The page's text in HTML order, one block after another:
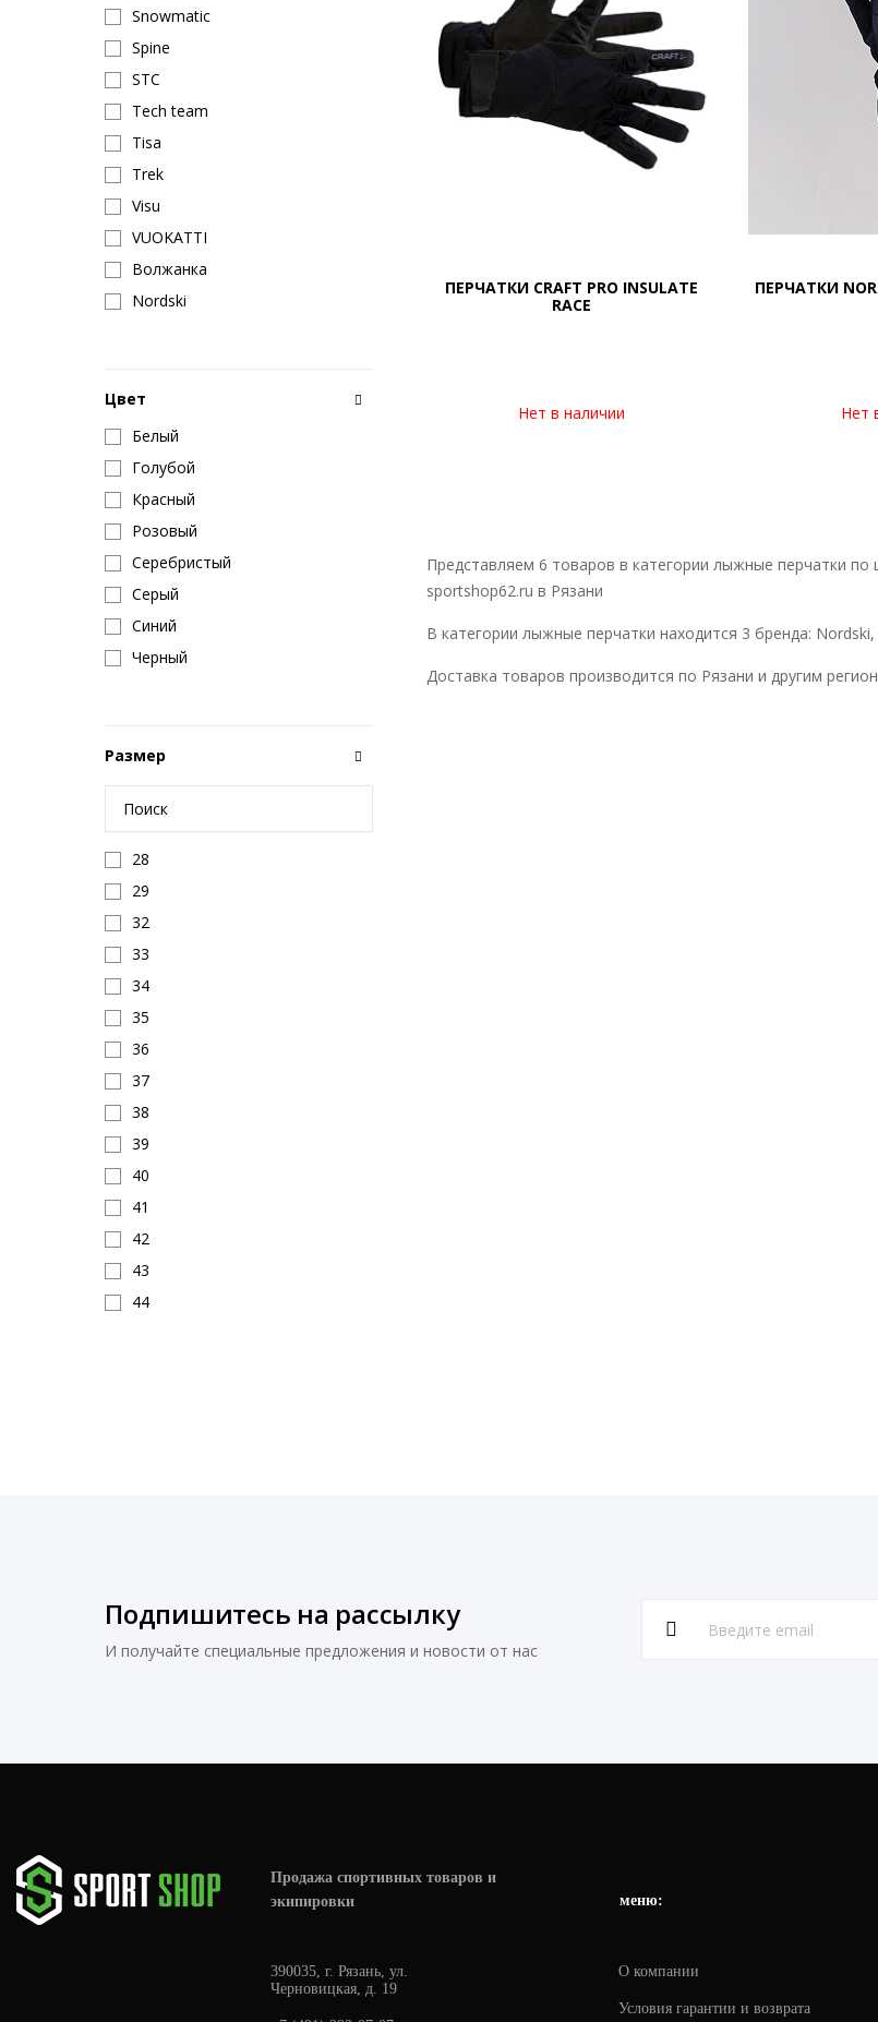
Snowmatic
Spine
STC
Tech team
Tisa
Trek
Visu
VUOKATTI
Волжанка
Nordski
Цвет
Белый
Голубой
Красный
Розовый
Серебристый
Серый
Синий
Черный
Размер
28
29
32
33
34
35
36
37
38
39
40
41
42
43
44
180
183
ПЕРЧАТКИ CRAFT PRO INSULATE
RACE
Нет в наличии
ПЕРЧАТКИ
Нет
Представляем 6 товаров в категории лыжные перчатки
sportshop62.ru в Рязани
В категории лыжные перчатки находится 3 бренда: Nordski,
Доставка товаров производится по Рязани и другим
Подпишитесь на рассылку
И получайте специальные предложения и новости от нас
Продажа спортивных товаров и
экипировки
меню:
390035, г. Рязань, ул.
Черновицкая, д. 19
О компании
Условия гарантии и возврата